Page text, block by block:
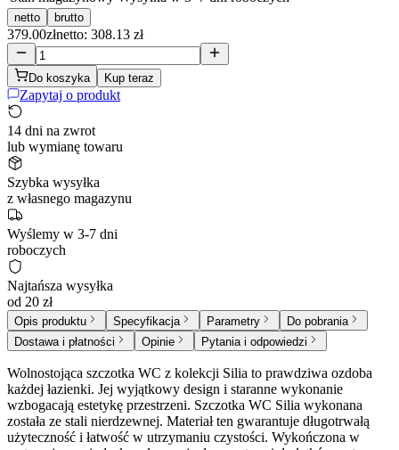
netto brutto
379.00złnetto: 308.13 zł
Do koszyka Kup teraz
Zapytaj o produkt
14 dni na zwrot
lub wymianę towaru
Szybka wysyłka
z własnego magazynu
Wyślemy w 3-7 dni
roboczych
Najtańsza wysyłka
od 20 zł
Opis produktu Specyfikacja Parametry
Do pobrania
Dostawa i płatności
Opinie Pytania i odpowiedzi
Wolnostojąca szczotka WC z kolekcji Silia to prawdziwa ozdoba
każdej łazienki. Jej wyjątkowy design i staranne wykonanie
wzbogacają estetykę przestrzeni. Szczotka WC Silia wykonana
została ze stali nierdzewnej. Materiał ten gwarantuje długotrwałą
użyteczność i łatwość w utrzymaniu czystości. Wykończona w